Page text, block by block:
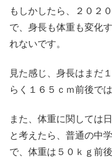
もしかしたら、２０２
で、身長も体重も変化
れないです。
見た感じ、身長はまだ
らく１６５ｃｍ前後で
また、体重に関しては
と考えたら、普通の中
で、体重は５０ｋｇ前